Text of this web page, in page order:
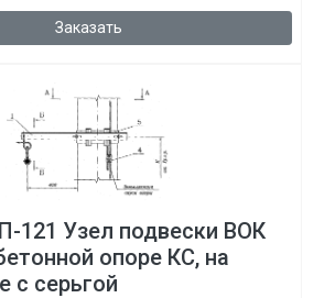
Заказать
121 Узел подвески ВОК
опоре КС, на
с серьгой